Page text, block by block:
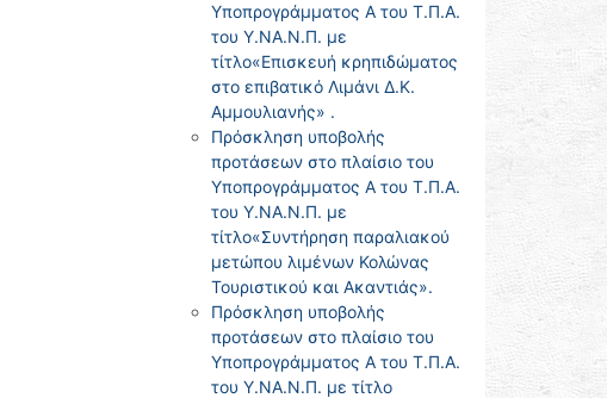
Υποπρογράμματος Α του Τ.Π.Α.
του Υ.ΝΑ.Ν.Π. με
τίτλο«Επισκευή κρηπιδώματος
στο επιβατικό Λιμάνι Δ.Κ.
Αμμουλιανής» .
Πρόσκληση υποβολής
προτάσεων στο πλαίσιο του
Υποπρογράμματος Α του Τ.Π.Α.
του Υ.ΝΑ.Ν.Π. με
τίτλο«Συντήρηση παραλιακού
μετώπου λιμένων Κολώνας
Τουριστικού και Ακαντιάς».
Πρόσκληση υποβολής
προτάσεων στο πλαίσιο του
Υποπρογράμματος Α του Τ.Π.Α.
του Υ.ΝΑ.Ν.Π. με τίτλο